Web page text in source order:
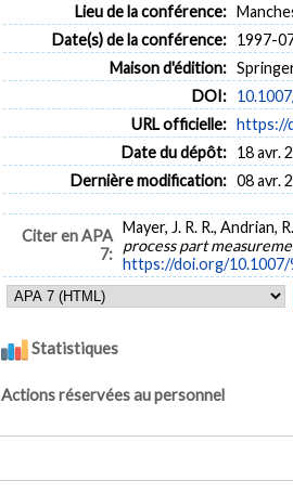
Lieu de la conférence:
Date(s) de la conférence: 1997-
Maison d'édition:
DOI:
URL officielle: https://
Date du dépôt: 18 avr.
Dernière modification: 08 avr.
Citer en APA
7:
Mayer, J. R. R., Andrian,
process part
https://doi.org/
Statistiques
Actions réservées au personnel